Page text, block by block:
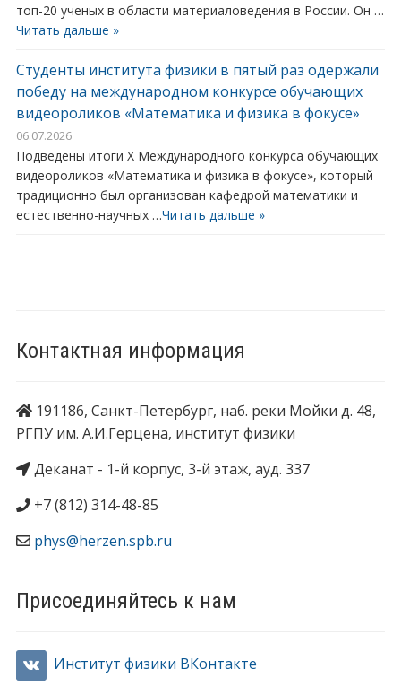
топ-20 ученых в области материаловедения в России. Он …
Читать дальше »
Студенты института физики в пятый раз одержали
победу на международном конкурсе обучающих
видеороликов «Математика и физика в фокусе»
06.07.2026
Подведены итоги X Международного конкурса обучающих
видеороликов «Математика и физика в фокусе», который
традиционно был организован кафедрой математики и
естественно-научных …Читать дальше »
Контактная информация
191186, Санкт-Петербург, наб. реки Мойки д. 48,
РГПУ им. А.И.Герцена, институт физики
Деканат - 1-й корпус, 3-й этаж, ауд. 337
+7 (812) 314-48-85
phys@herzen.spb.ru
Присоединяйтесь к нам
Институт физики ВКонтакте